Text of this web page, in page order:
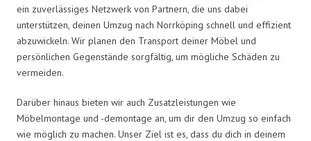
ein zuverlässiges Netzwerk von Partnern, die uns dabei
unterstützen, deinen Umzug nach Norrköping schnell und effizient
abzuwickeln. Wir planen den Transport deiner Möbel und
persönlichen Gegenstände sorgfältig, um mögliche Schäden zu
vermeiden.
Darüber hinaus bieten wir auch Zusatzleistungen wie
Möbelmontage und -demontage an, um dir den Umzug so einfach
wie möglich zu machen. Unser Ziel ist es, dass du dich in deinem